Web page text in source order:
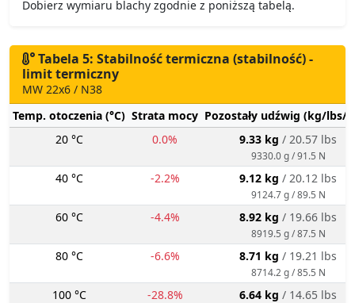
Dobierz wymiaru blachy zgodnie z poniższą tabelą.
Tabela 5: Stabilność termiczna (stabilność) -
limit termiczny
MW 22x6 / N38
Temp. otoczenia (°C) Strata mocy Pozostały udźwig (kg/lbs/
20 °C
0.0% 9.33 kg / 20.57 lbs
9330.0 g / 91.5 N
40 °C -2.2% 9.12 kg / 20.12 lbs
9124.7 g / 89.5 N
60 °C -4.4% 8.92 kg / 19.66 lbs
8919.5 g / 87.5 N
80 °C -6.6% 8.71 kg / 19.21 lbs
8714.2 g / 85.5 N
100 °C -28.8% 6.64 kg / 14.65 lbs